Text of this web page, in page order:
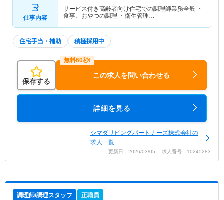
仕事内容
サービス付き高齢者向け住宅での調理師業務全般 ・
食事、おやつの調理 ・衛生管理…
住宅手当・補助 積極採用中
保存する
この求人を問い合わせる
詳細を見る
シマダリビングパートナーズ株式会社の
求人一覧
更新日：2026/03/05 求人番号：10245283
調理師/調理スタッフ 正職員